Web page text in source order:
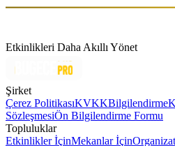
Etkinlikleri Daha Akıllı Yönet
Şirket
Çerez PolitikasıKVKKBilgilendirme
SözleşmesiÖn Bilgilendirme Formu
Topluluklar
Etkinlikler İçinMekanlar İçin